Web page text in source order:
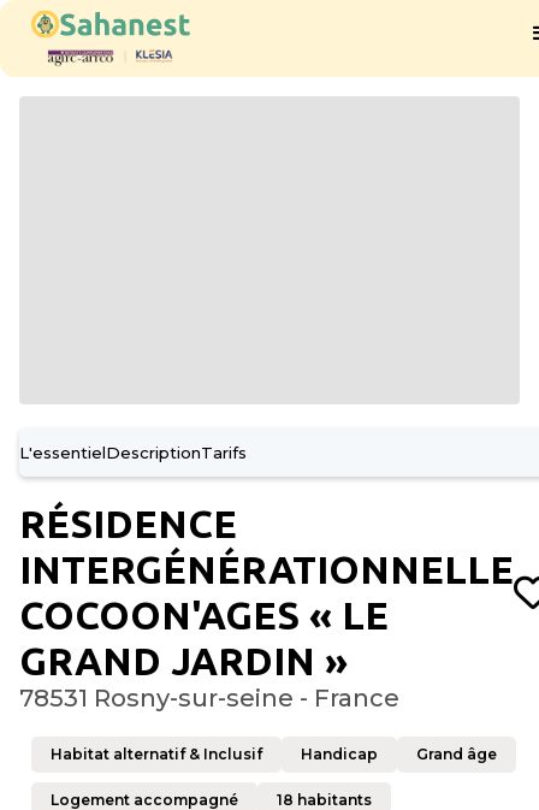
L'essentielDescriptionTarifs
RÉSIDENCE
INTERGÉNÉRATIONNELLE
COCOON'AGES « LE
GRAND JARDIN »
78531 Rosny-sur-seine - France
Habitat alternatif & Inclusif Handicap Grand âge
Logement accompagné 18 habitants